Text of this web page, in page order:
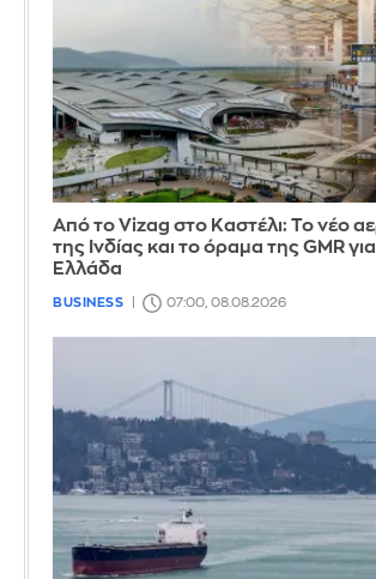
Από το Vizag στο Καστέλι: Το νέο
της Ινδίας και το όραμα της GMR
Ελλάδα
BUSINESS 07:00, 08.08.2026